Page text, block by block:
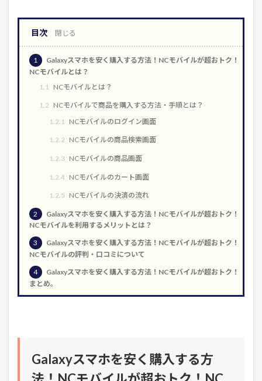
目次
1
Galaxyスマホを安く購入する方法！NCモバイルが超おトク！
NCモバイルとは？
1.1
NCモバイルとは？
1.2 NCモバイルで商品を購入する方法・手順とは？
1.2.1
NCモバイルのログイン画面
1.2.2 NCモバイルの商品検索画面
1.2.3 NCモバイルの商品画面
1.2.4 NCモバイルのカート画面
1.2.5 NCモバイルの決済の流れ
2
Galaxyスマホを安く購入する方法！NCモバイルが超おトク！
NCモバイルを利用するメリットとは？
3
Galaxyスマホを安く購入する方法！NCモバイルが超おトク！
NCモバイルの評判・口コミについて
4
Galaxyスマホを安く購入する方法！NCモバイルが超おトク！
まとめ。
Galaxyスマホを安く購入する方